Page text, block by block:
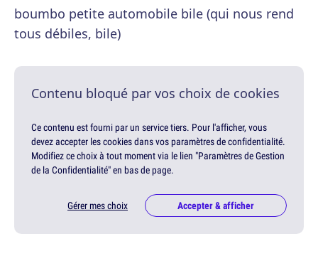
boumbo petite automobile bile (qui nous rend
tous débiles, bile)
Contenu bloqué par vos choix de cookies
Ce contenu est fourni par un service tiers. Pour l'afficher, vous
devez accepter les cookies dans vos paramètres de confidentialité.
Modifiez ce choix à tout moment via le lien "Paramètres de Gestion
de la Confidentialité" en bas de page.
Gérer mes choix Accepter & afficher